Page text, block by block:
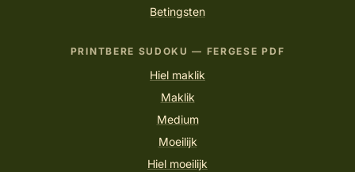
Betingsten
PRINTBERE SUDOKU — FERGESE PDF
Hiel maklik
Maklik
Medium
Moeilijk
Hiel moeilijk